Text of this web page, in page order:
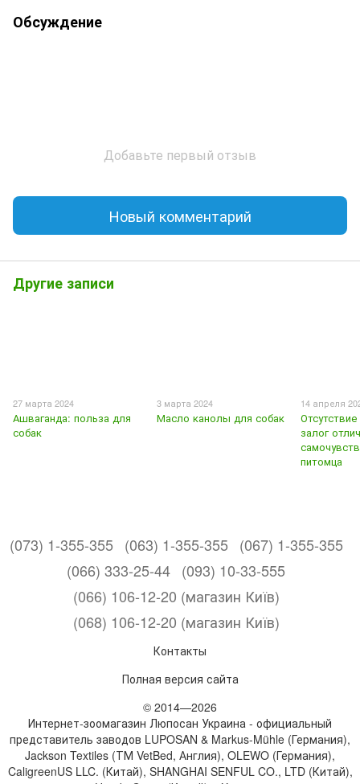
Обсуждение
Добавьте первый отзыв
Новый комментарий
Другие записи
27 марта 2024
Ашваганда: польза для
собак
3 марта 2024
Масло канолы для собак
14 апреля
залог
питомца
(073) 1-355-355 (063) 1-355-355 (067) 1-355-355
(066) 333-25-44 (093) 10-33-555
(066) 106-12-20 (магазин Київ)
(068) 106-12-20 (магазин Київ)
Контакты
Полная версия сайта
© 2014—2026
Интернет-зоомагазин Люпосан Украина - официальный
представитель заводов LUPOSAN & Markus-Mühle (Германия),
Jackson Textiles (ТМ VetBed, Англия), OLEWO (Германия),
CaligreenUS LLC. (Китай), SHANGHAI SENFUL CO., LTD (Китай),